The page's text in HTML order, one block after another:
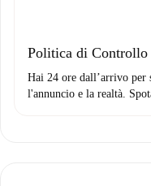
solo se non segnali
Politica di Controllo
Hai 24 ore dall’arrivo per
l'annuncio e la realtà.